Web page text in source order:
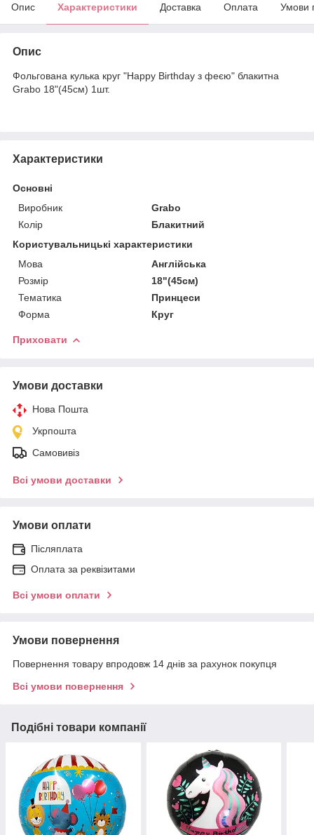
Опис Характеристики Доставка Оплата Умови
Опис
Фольгована кулька круг "Happy Birthday з феєю" блакитна
Grabo 18"(45см) 1шт.
Характеристики
Основні
Виробник
Grabo
Колір
Блакитний
Користувальницькі характеристики
Мова
Англійська
Розмір
18"(45см)
Тематика
Принцеси
Форма
Круг
Приховати
Умови доставки
Нова Пошта
Укрпошта
Самовивіз
Всі умови доставки
Умови оплати
Післяплата
Оплата за реквізитами
Всі умови оплати
Умови повернення
Повернення товару впродовж 14 днів за рахунок покупця
Всі умови повернення
Подібні товари компанії